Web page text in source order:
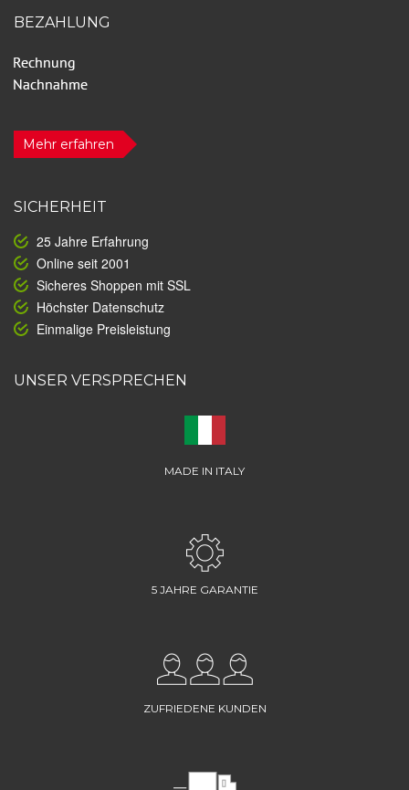
BEZAHLUNG
Mehr erfahren
SICHERHEIT
25 Jahre Erfahrung
Online seit 2001
Sicheres Shoppen mit SSL
Höchster Datenschutz
Einmalige Preisleistung
UNSER VERSPRECHEN
MADE IN ITALY
5 JAHRE GARANTIE
ZUFRIEDENE KUNDEN